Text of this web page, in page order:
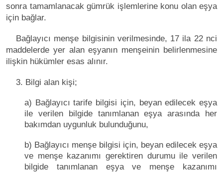
sonra tamamlanacak gümrük işlemlerine konu olan eşya
için bağlar.
Bağlayıcı menşe bilgisinin verilmesinde, 17 ila 22 nci
maddelerde yer alan eşyanın menşeinin belirlenmesine
ilişkin hükümler esas alınır.
3. Bilgi alan kişi;
a) Bağlayıcı tarife bilgisi için, beyan edilecek eşya
ile verilen bilgide tanımlanan eşya arasında her
bakımdan uygunluk bulunduğunu,
b) Bağlayıcı menşe bilgisi için, beyan edilecek eşya
ve menşe kazanımı gerektiren durumu ile verilen
bilgide tanımlanan eşya ve menşe kazanımı